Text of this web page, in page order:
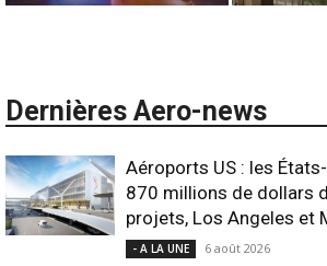
Dernières Aero-news
Aéroports US : les
870 millions de dollars
projets, Los Angeles et
- A LA UNE 6 août 2026